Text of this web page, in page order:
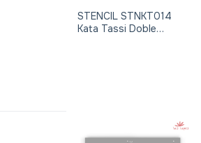
STENCIL STNKT014
Kata Tassi Doble